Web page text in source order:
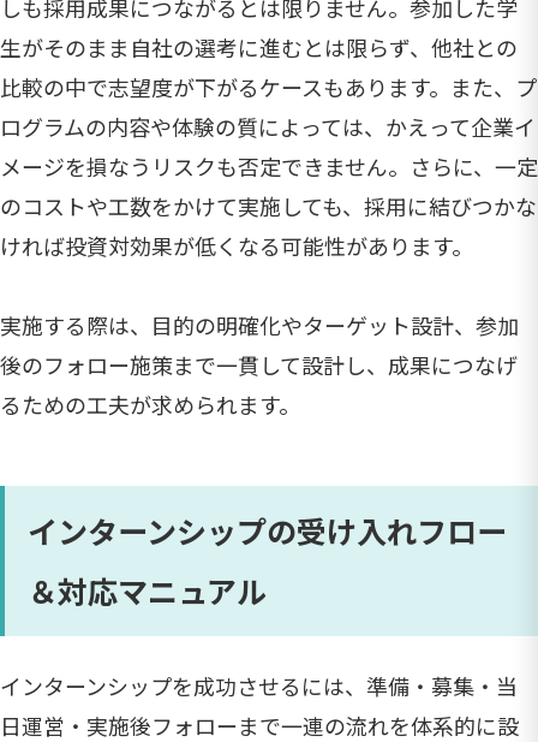
しも採用成果につながるとは限りません。参加した学
生がそのまま自社の選考に進むとは限らず、他社との
比較の中で志望度が下がるケースもあります。また、プ
ログラムの内容や体験の質によっては、かえって企業イ
メージを損なうリスクも否定できません。さらに、一定
のコストや工数をかけて実施しても、採用に結びつかな
ければ投資対効果が低くなる可能性があります。
実施する際は、目的の明確化やターゲット設計、参加
後のフォロー施策まで一貫して設計し、成果につなげ
るための工夫が求められます。
インターンシップの受け入れフロー
＆対応マニュアル
インターンシップを成功させるには、準備・募集・当
日運営・実施後フォローまで一連の流れを体系的に設